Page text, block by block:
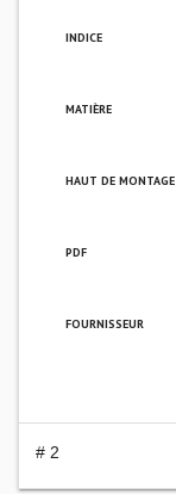
INDICE
MATIÈRE
HAUT DE MONTAGE
PDF
FOURNISSEUR
# 2